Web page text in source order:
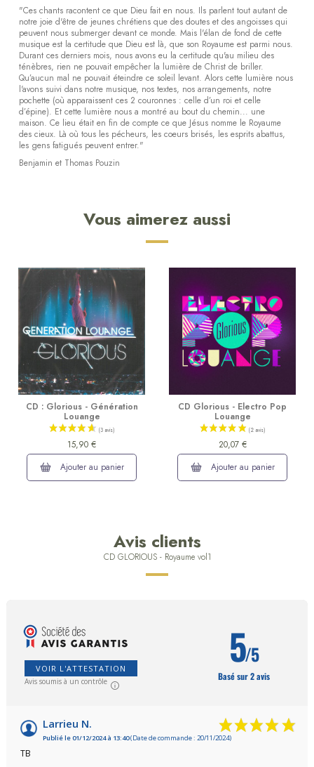
"Ces chants racontent ce que Dieu fait en nous. Ils parlent tout autant de
notre joie d'être de jeunes chrétiens que des doutes et des angoisses qui
peuvent nous submerger devant ce monde. Mais l'élan de fond de cette
musique est la certitude que Dieu est là, que son Royaume est parmi nous.
Durant ces derniers mois, nous avons eu la certitude qu'au milieu des
ténèbres, rien ne pouvait empêcher la lumière de Christ de briller.
Qu’aucun mal ne pouvait éteindre ce soleil levant. Alors cette lumière nous
l'avons suivi dans notre musique, nos textes, nos arrangements, notre
pochette (où apparaissent ces 2 couronnes : celle d’un roi et celle
d’épine). Et cette lumière nous a montré au bout du chemin... une
maison. Ce lieu était en fin de compte ce que Jésus nomme le Royaume
des cieux. Là où tous les pécheurs, les coeurs brisés, les esprits abattus,
les gens fatigués peuvent entrer."
Benjamin et Thomas Pouzin
Vous aimerez aussi
CD : Glorious - Génération
Louange
15,90 €
Ajouter au panier
CD Glorious - Electro Pop
Louange
20,07 €
Ajouter au panier
Avis clients
CD GLORIOUS - Royaume vol1
VOIR L'ATTESTATION
Avis soumis à un contrôle
5/5
Basé sur 2 avis
Larrieu N.
Publié le 01/12/2024 à 13:40(Date de commande : 20/11/2024)
TB